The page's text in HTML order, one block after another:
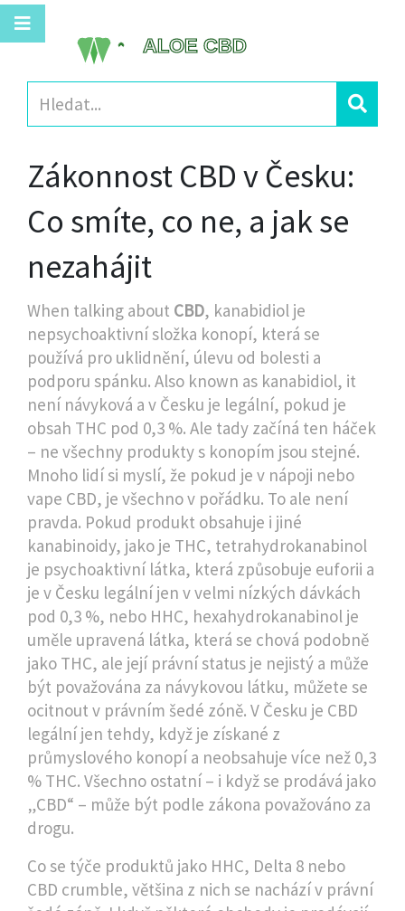
Zákonnost CBD v Česku:
Co smíte, co ne, a jak se
nezahájit
When talking about CBD, kanabidiol je
nepsychoaktivní složka konopí, která se
používá pro uklidnění, úlevu od bolesti a
podporu spánku. Also known as kanabidiol, it
není návyková a v Česku je legální, pokud je
obsah THC pod 0,3 %. Ale tady začíná ten háček
– ne všechny produkty s konopím jsou stejné.
Mnoho lidí si myslí, že pokud je v nápoji nebo
vape CBD, je všechno v pořádku. To ale není
pravda. Pokud produkt obsahuje i jiné
kanabinoidy, jako je THC, tetrahydrokanabinol
je psychoaktivní látka, která způsobuje euforii a
je v Česku legální jen v velmi nízkých dávkách
pod 0,3 %, nebo HHC, hexahydrokanabinol je
uměle upravená látka, která se chová podobně
jako THC, ale její právní status je nejistý a může
být považována za návykovou látku, můžete se
ocitnout v právním šedé zóně. V Česku je CBD
legální jen tehdy, když je získané z
průmyslového konopí a neobsahuje více než 0,3
% THC. Všechno ostatní – i když se prodává jako
„CBD“ – může být podle zákona považováno za
drogu.
Co se týče produktů jako HHC, Delta 8 nebo
CBD crumble, většina z nich se nachází v právní